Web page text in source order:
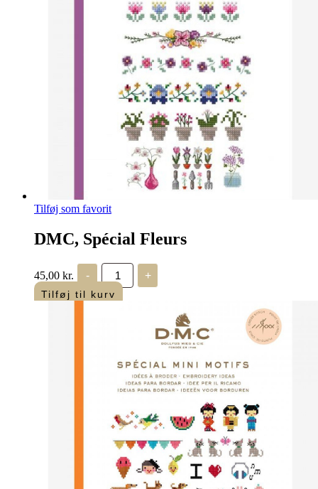
Tilføj som favorit
DMC, Spécial Fleurs
45,00 kr. -
DMC,
Spécial
Fleurs
antal
+
Tilføj til kurv